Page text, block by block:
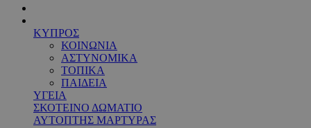
ΚΥΠΡΟΣ
ΚΟΙΝΩΝΙΑ
ΑΣΤΥΝΟΜΙΚΑ
ΤΟΠΙΚΑ
ΠΑΙΔΕΙΑ
ΥΓΕΙΑ
ΣΚΟΤΕΙΝΟ ΔΩΜΑΤΙΟ
ΑΥΤΟΠΤΗΣ ΜΑΡΤΥΡΑΣ